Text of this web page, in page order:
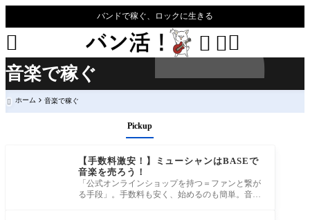
音楽で稼ぐ
バンドで稼ぐ、ロックに生きる
 

 ホーム 音楽で稼ぐ
Pickup
【手数料激安！】ミューシャンはBASEで
音楽を売ろう！
「公式オンラインショップを持つ＝ファンと繋が
る手段」。手数料も安く、始めるのも簡単。音楽